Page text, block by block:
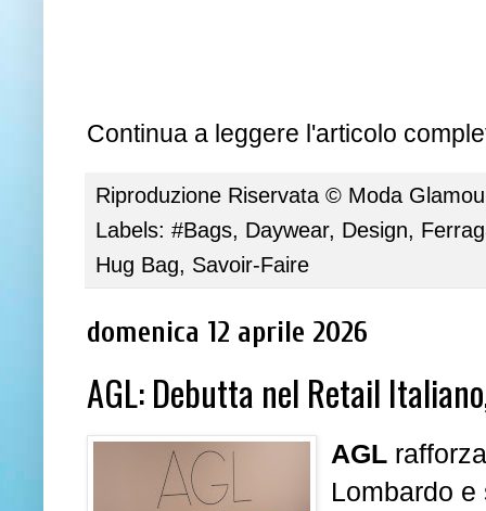
Continua a leggere l'articolo
Riproduzione Riservata © Moda
Labels: #Bags, Daywear, Design,
Hug Bag, Savoir-Faire
domenica 12 aprile 2026
AGL: Debutta nel Retail
AGL
Lombardo